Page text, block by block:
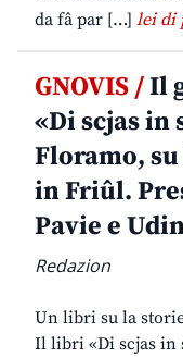
da fâ par […] lei di
GNOVIS /Il
«Di scjas in
Floramo,
in Friûl.
Pavie e
Redazion
Un libri su la
Il libri «Di scjas in